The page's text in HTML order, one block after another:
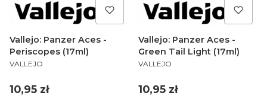
Vallejo: Panzer Aces -
Periscopes (17ml)
PRODUCENT
VALLEJO
Cena
10,95 zł
Vallejo: Panzer Aces -
Green Tail Light (17ml)
PRODUCENT
VALLEJO
Cena
10,95 zł